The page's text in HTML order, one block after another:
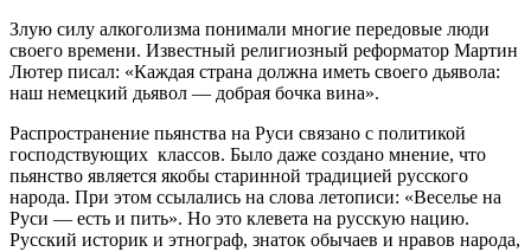
Злую силу алкоголизма понимали многие передовые люди
своего времени. Известный религиозный реформатор Мартин
Лютер писал: «Каждая страна должна иметь своего дьявола:
наш немецкий дьявол — добрая бочка вина».
Распространение пьянства на Руси связано с политикой
господствующих классов. Было даже создано мнение, что
пьянство является якобы старинной традицией русского
народа. При этом ссылались на слова летописи: «Веселье на
Руси — есть и пить». Но это клевета на русскую нацию.
Русский историк и этнограф, знаток обычаев и нравов народа,